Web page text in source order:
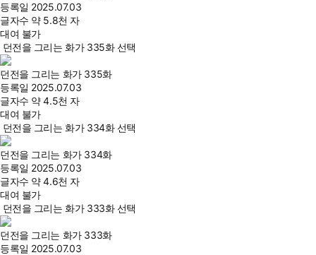
등록일 2025.07.03
글자수 약 5.8천 자
대여 불가
던전을 그리는 화가 335화 선택
던전을 그리는 화가 335화
등록일 2025.07.03
글자수 약 4.5천 자
대여 불가
던전을 그리는 화가 334화 선택
던전을 그리는 화가 334화
등록일 2025.07.03
글자수 약 4.6천 자
대여 불가
던전을 그리는 화가 333화 선택
던전을 그리는 화가 333화
등록일 2025.07.03